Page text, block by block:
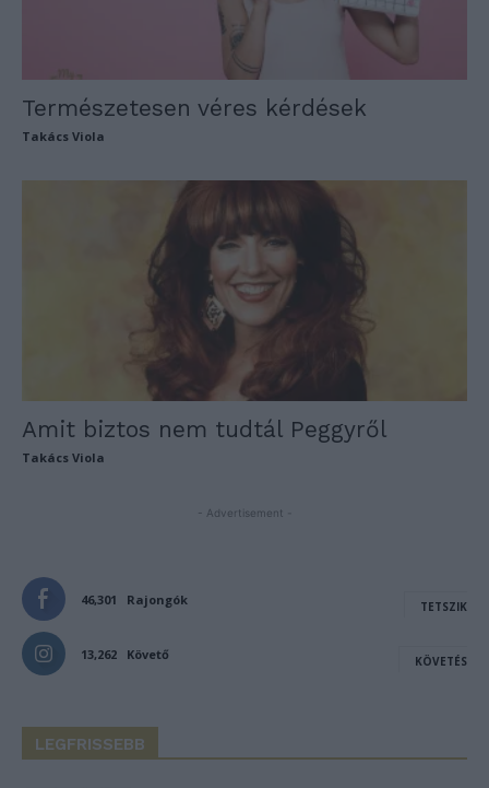
Természetesen véres kérdések
Takács Viola
Amit biztos nem tudtál Peggyről
Takács Viola
- Advertisement -
46,301 Rajongók TETSZIK
13,262 Követő KÖVETÉS
LEGFRISSEBB